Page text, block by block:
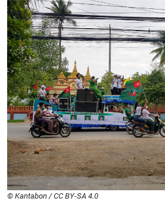
© Kantabon / CC BY-SA 4.0